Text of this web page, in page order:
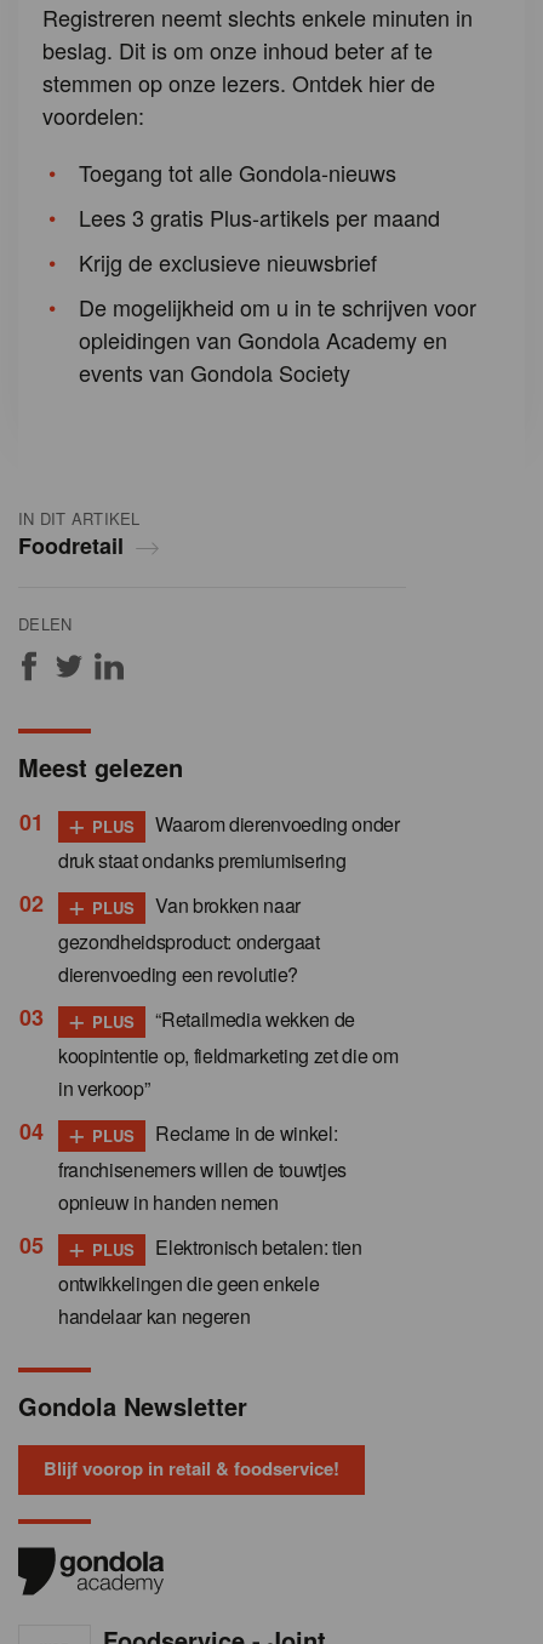
IN DIT ARTIKEL
Foodretail
DELEN
Registreren neemt slechts enkele minuten in
beslag. Dit is om onze inhoud beter af te
stemmen op onze lezers. Ontdek hier de
voordelen:
Toegang tot alle Gondola-nieuws
Lees 3 gratis Plus-artikels per maand
Krijg de exclusieve nieuwsbrief
De mogelijkheid om u in te schrijven voor
opleidingen van Gondola Academy en
events van Gondola Society
Meest gelezen
+ PLUS
Waarom dierenvoeding onder
druk staat ondanks premiumisering
+ PLUS
Van brokken naar
gezondheidsproduct: ondergaat
dierenvoeding een revolutie?
+ PLUS
“Retailmedia wekken de
koopintentie op, fieldmarketing zet die om
in verkoop”
+ PLUS
Reclame in de winkel:
franchisenemers willen de touwtjes
opnieuw in handen nemen
+ PLUS
Elektronisch betalen: tien
ontwikkelingen die geen enkele
handelaar kan negeren
Gondola Newsletter
Blijf voorop in retail & foodservice!